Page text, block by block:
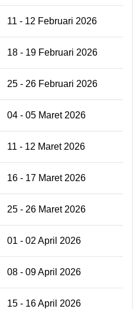
11 - 12 Februari 2026
18 - 19 Februari 2026
25 - 26 Februari 2026
04 - 05 Maret 2026
11 - 12 Maret 2026
16 - 17 Maret 2026
25 - 26 Maret 2026
01 - 02 April 2026
08 - 09 April 2026
15 - 16 April 2026